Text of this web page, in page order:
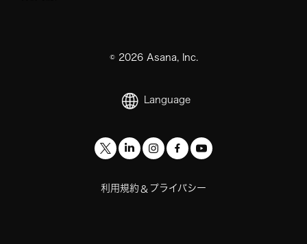
© 2026Asana, Inc.
Language
利用規約 & プライバシー